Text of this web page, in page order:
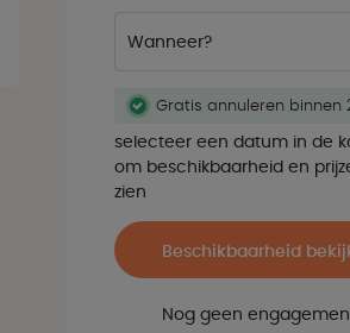
Wanneer?
Gratis annuleren binnen
selecteer een datum in de
om beschikbaarheid en
zien
Beschikbaarheid
Nog geen